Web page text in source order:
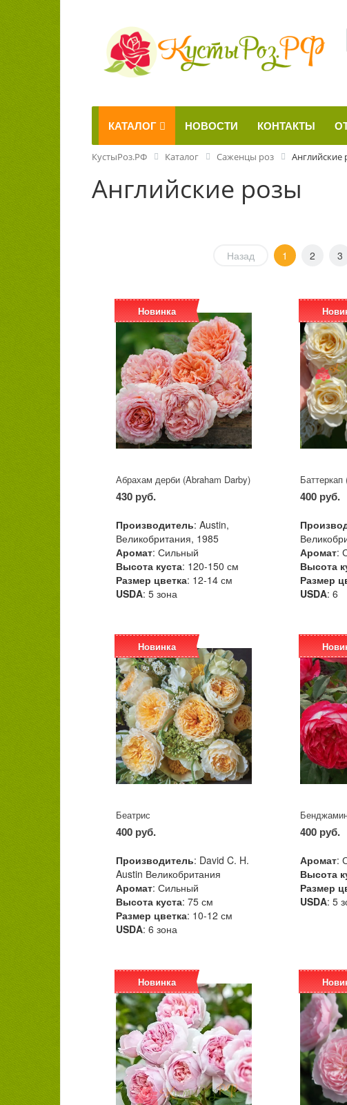
КАТАЛОГ НОВОСТИ КОНТАКТЫ
КустыРоз.РФ Каталог Саженцы роз Английские
Английские розы
Назад 1 2 3
Новинка
Абрахам дерби (Abraham Darby)
430 руб.
Производитель: Austin,
Великобритания, 1985
Аромат: Сильный
Высота куста: 120-150 см
Размер цветка: 12-14 см
USDA: 5 зона
400 руб.
Аромат:
Высота
Размер
USDA: 6
Новинка
Беатрис
400 руб.
Производитель: David C. H.
Austin Великобритания
Аромат: Сильный
Высота куста: 75 см
Размер цветка: 10-12 см
USDA: 6 зона
400 руб.
Аромат:
Высота
Размер
USDA: 5
Новинка